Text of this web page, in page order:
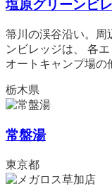
塩原グリーンビ
箒川の渓谷沿い。周
ンビレッジは、 各
オートキャンプ場の
栃木県
常盤湯
東京都